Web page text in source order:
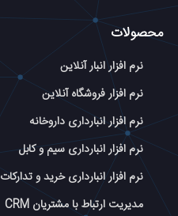
محصولات
نرم افزار انبار آنلاین
نرم افزار فروشگاه آنلاین
نرم افزار انبارداری داروخانه
نرم افزار انبارداری سیم و کابل
نرم افزار انبارداری خرید و تدارکات
مدیریت ارتباط با مشتریان CRM